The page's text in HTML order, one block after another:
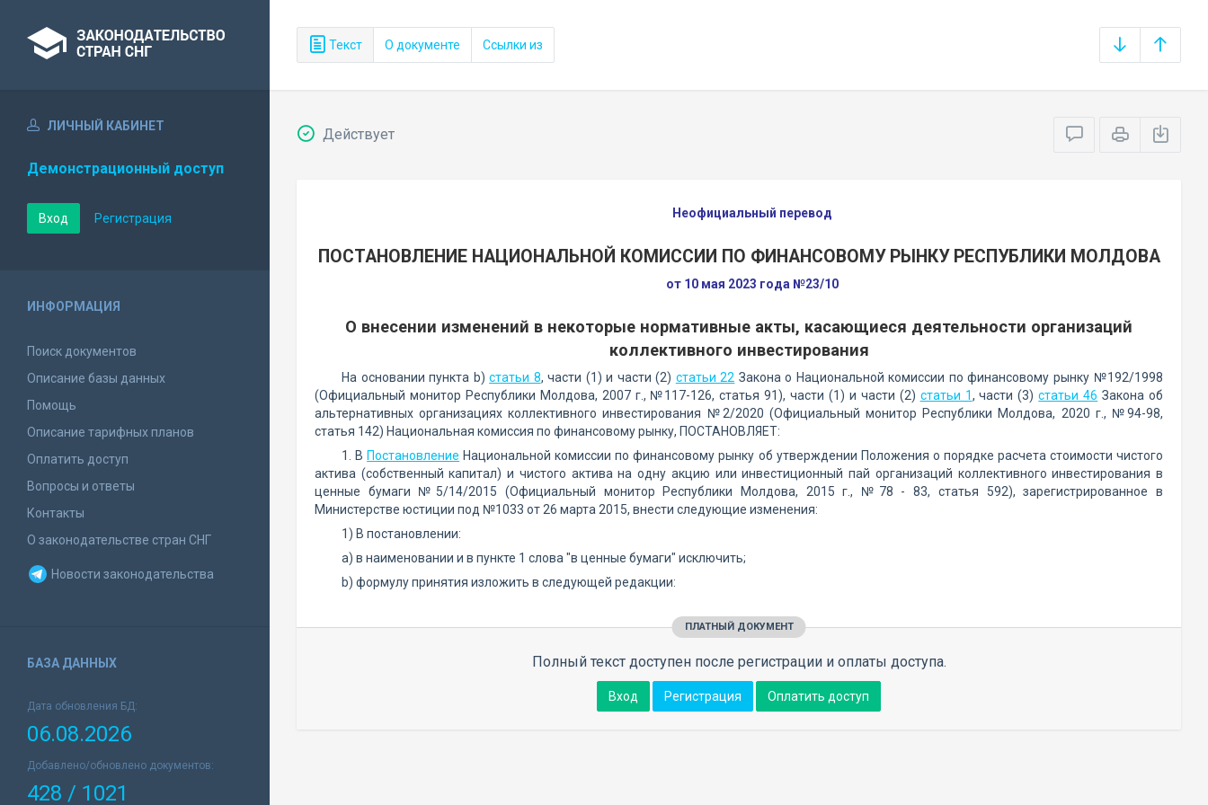
Текст О документе Ссылки из
ЛИЧНЫЙ КАБИНЕТ
Демонстрационный доступ
Вход Регистрация
ИНФОРМАЦИЯ
Поиск документов
Описание базы данных
Помощь
Описание тарифных планов
Оплатить доступ
Вопросы и ответы
Контакты
О законодательстве стран СНГ
Новости законодательства
БАЗА ДАННЫХ
Дата обновления БД:
06.08.2026
Добавлено/обновлено документов:
428 / 1021
Действует
Неофициальный перевод
ПОСТАНОВЛЕНИЕ НАЦИОНАЛЬНОЙ КОМИССИИ ПО ФИНАНСОВОМУ РЫНКУ РЕСПУБЛИКИ МОЛДОВА
от 10 мая 2023 года №23/10
О внесении изменений в некоторые нормативные акты, касающиеся деятельности организаций
коллективного инвестирования
На основании пункта b)статьи 8, части (1) и части (2) статьи 22 Закона о Национальной комиссии по финансовому рынку №192/1998
(Официальный монитор Республики Молдова, 2007 г., №117-126, статья 91), части (1) и части (2) статьи 1, части (3)статьи 46 Закона об
альтернативных организациях коллективного инвестирования №2/2020 (Официальный монитор Республики Молдова, 2020 г., №94-98,
статья 142) Национальная комиссия по финансовому рынку, ПОСТАНОВЛЯЕТ:
1. В Постановление Национальной комиссии по финансовому рынку об утверждении Положения о порядке расчета стоимости чистого
актива (собственный капитал) и чистого актива на одну акцию или инвестиционный пай организаций коллективного инвестирования в
ценные бумаги №5/14/2015 (Официальный монитор Республики Молдова, 2015 г., №78 - 83, статья 592), зарегистрированное в
Министерстве юстиции под №1033 от 26 марта 2015, внести следующие изменения:
1) В постановлении:
a) в наименовании и в пункте 1 слова "в ценные бумаги" исключить;
b) формулу принятия изложить в следующей редакции:
ПЛАТНЫЙ ДОКУМЕНТ
Полный текст доступен после регистрации и оплаты доступа.
Вход Регистрация Оплатить доступ